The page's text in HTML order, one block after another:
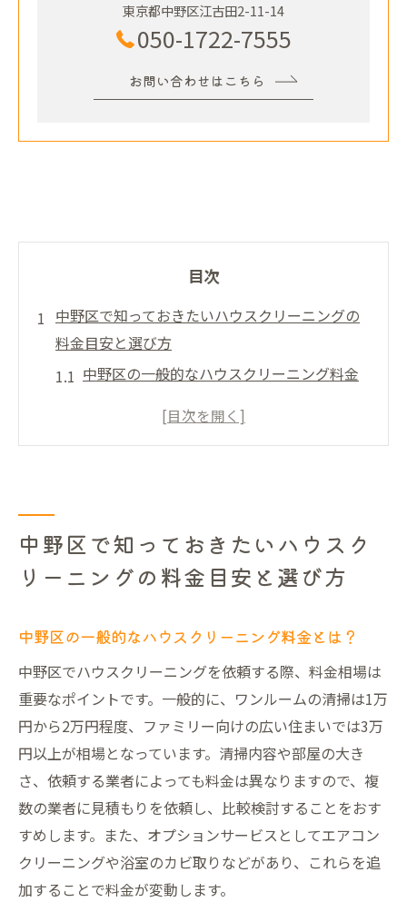
東京都中野区江古田2-11-14
050-1722-7555
お問い合わせはこちら
目次
中野区で知っておきたいハウスクリーニングの
料金目安と選び方
中野区の一般的なハウスクリーニング料金
依頼する際にチェックしたいポイント
中野区内での口コミやレビューの活用法
ハウスクリーニングで叶える快適空間中野区で
プロの清掃で得られるメリット
快適な住環境を維持するためのポイント
定期的なクリーニングの重要性
生活の質を向上させるための活用法
中野区の住環境に適したクリーニングとは
ハウスクリーニングで時短を実現
プロの技術で落とす中野区のハウスクリーニン
グの魅力
熟練の技で対応する頑固な汚れ
中野区で知っておきたいハウスク
リーニングの料金目安と選び方
中野区の一般的なハウスクリーニング料金とは？
中野区でハウスクリーニングを依頼する際、料金相場は
重要なポイントです。一般的に、ワンルームの清掃は1万
円から2万円程度、ファミリー向けの広い住まいでは3万
円以上が相場となっています。清掃内容や部屋の大き
さ、依頼する業者によっても料金は異なりますので、複
数の業者に見積もりを依頼し、比較検討することをおす
すめします。また、オプションサービスとしてエアコン
クリーニングや浴室のカビ取りなどがあり、これらを追
加することで料金が変動します。